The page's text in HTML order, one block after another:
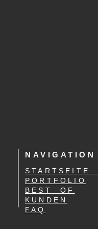
NAVIGATION
STARTSEITE
PORTFOLIO
BEST OF
KUNDEN
FAQ